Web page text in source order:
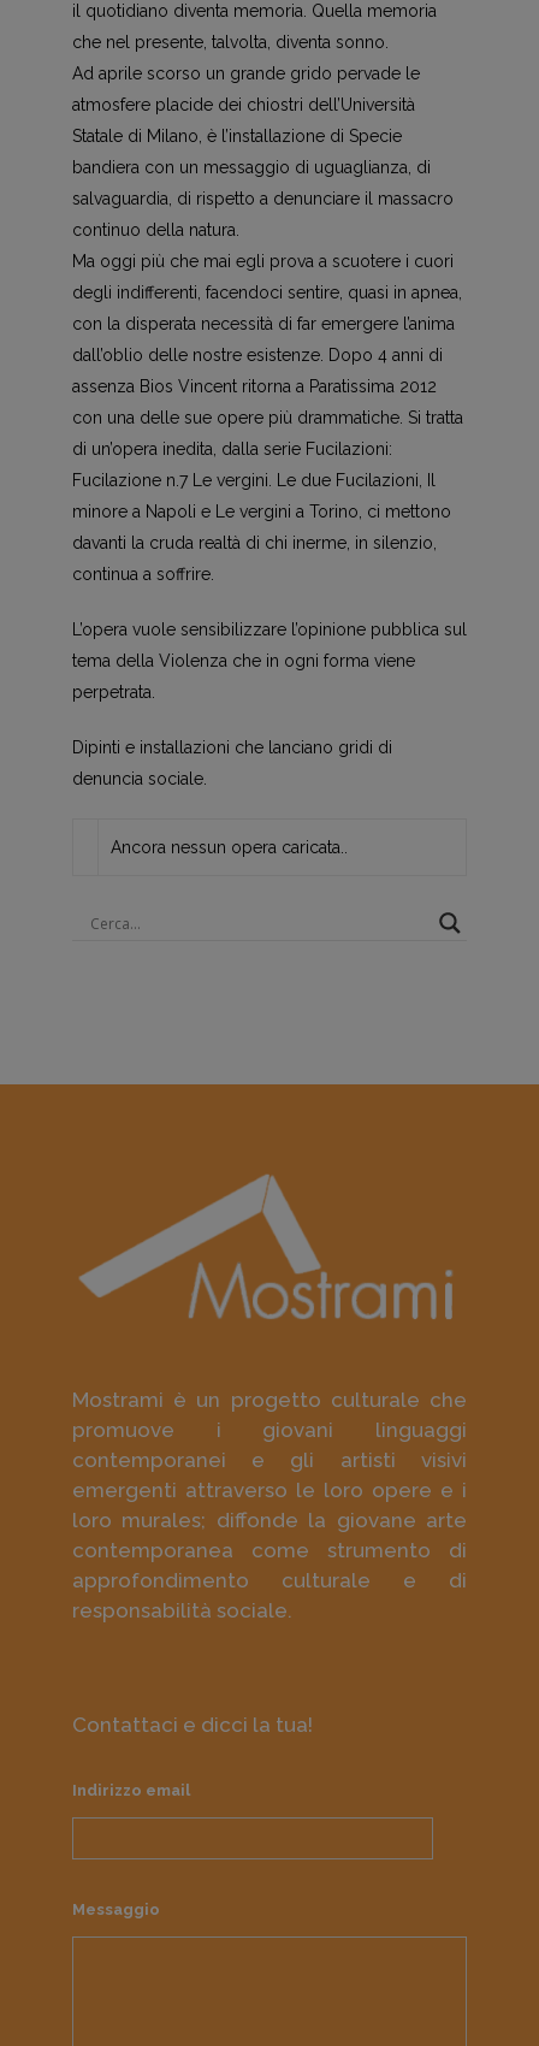
il quotidiano diventa memoria. Quella memoria
che nel presente, talvolta, diventa sonno.
Ad aprile scorso un grande grido pervade le
atmosfere placide dei chiostri dell’Università
Statale di Milano, è l’installazione di Specie
bandiera con un messaggio di uguaglianza, di
salvaguardia, di rispetto a denunciare il massacro
continuo della natura.
Ma oggi più che mai egli prova a scuotere i cuori
degli indifferenti, facendoci sentire, quasi in apnea,
con la disperata necessità di far emergere l’anima
dall’oblio delle nostre esistenze. Dopo 4 anni di
assenza Bios Vincent ritorna a Paratissima 2012
con una delle sue opere più drammatiche. Si tratta
di un’opera inedita, dalla serie Fucilazioni:
Fucilazione n.7 Le vergini. Le due Fucilazioni, Il
minore a Napoli e Le vergini a Torino, ci mettono
davanti la cruda realtà di chi inerme, in silenzio,
continua a soffrire.
L’opera vuole sensibilizzare l’opinione pubblica sul
tema della Violenza che in ogni forma viene
perpetrata.
Dipinti e installazioni che lanciano gridi di
denuncia sociale.
Ancora nessun opera caricata..
Mostrami è un progetto culturale che
promuove i giovani linguaggi
contemporanei e gli artisti visivi
emergenti attraverso le loro opere e i
loro murales; diffonde la giovane arte
contemporanea come strumento di
approfondimento culturale e di
responsabilità sociale.
Contattaci e dicci la tua!
Indirizzo email
Messaggio